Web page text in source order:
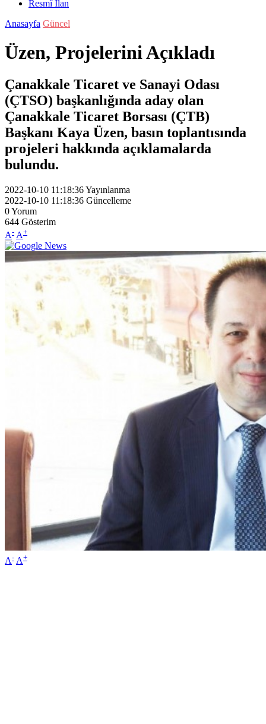
Resmî İlan
Anasayfa Güncel
Üzen, Projelerini Açıkladı
Çanakkale Ticaret ve Sanayi Odası
(ÇTSO) başkanlığında aday olan
Çanakkale Ticaret Borsası (ÇTB)
Başkanı Kaya Üzen, basın toplantısında
projeleri hakkında açıklamalarda
bulundu.
2022-10-10 11:18:36Yayınlanma
2022-10-10 11:18:36 Güncelleme
0Yorum
644 Gösterim
A- A+
A- A+